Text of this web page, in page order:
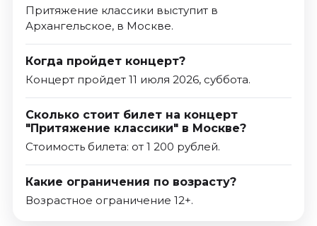
Притяжение классики выступит в
Архангельское, в Москве.
Когда пройдет концерт?
Концерт пройдет 11 июля 2026, суббота.
Сколько стоит билет на концерт
"Притяжение классики" в Москве?
Стоимость билета: от 1 200 рублей.
Какие ограничения по возрасту?
Возрастное ограничение 12+.